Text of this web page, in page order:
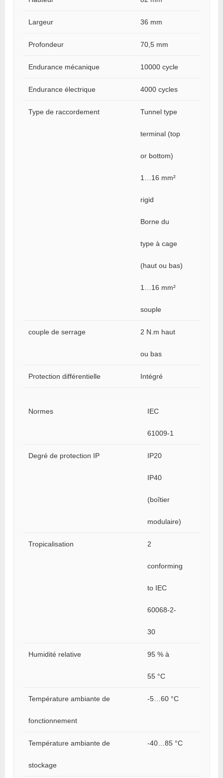
Largeur 36 mm
Profondeur 70,5 mm
Endurance mécanique 10000 cycle
Endurance électrique 4000 cycles
Type de raccordement Tunnel type
terminal (top
or bottom)
1…16 mm²
rigid
Borne du
type à cage
(haut ou bas)
1…16 mm²
souple
couple de serrage 2 N.m haut
ou bas
Protection différentielle Intégré
Normes IEC
61009-1
Degré de protection IP IP20
IP40
(boîtier
modulaire)
Tropicalisation 2
conforming
to IEC
60068-2-
30
Humidité relative 95 % à
55 °C
Température ambiante de
fonctionnement
-5…60 °C
Température ambiante de
stockage
-40…85 °C